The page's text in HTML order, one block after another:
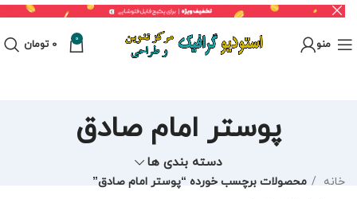
منو 0
0 تومان
پوستر امام صادق
دسته بندی ها
خانه
محصولات برچسب خورده “پوستر امام صادق”